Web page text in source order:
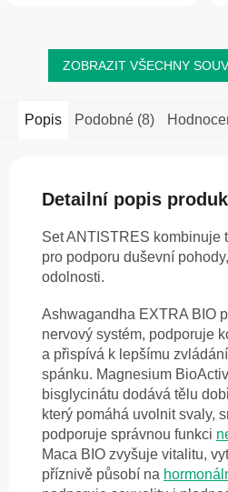
ZOBRAZIT VŠECHNY
Popis Podobné (8)
Detailní popis
Set ANTISTRES kombinuje
pro podporu duševní pohody,
odolnosti.
Ashwagandha EXTRA BIO
nervový systém, podporuje
a přispívá k lepšímu zvládání
spánku. Magnesium
bisglycinátu dodává tělu
který pomáhá uvolnit svaly,
podporuje správnou funkci
Maca BIO zvyšuje vitalitu,
příznivě působí na